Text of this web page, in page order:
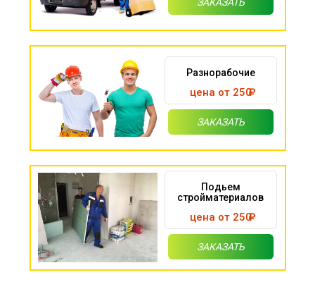
Разнорабочие
цена от 250
ЗАКАЗАТЬ
Подьем
стройматериалов
цена от 250
ЗАКАЗАТЬ